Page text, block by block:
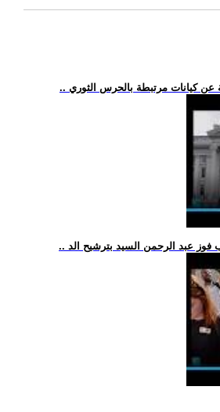
عن كيانات مرتبطة بالحرس الثوري
فوز عبد الرحمن السيد بترشيح الد